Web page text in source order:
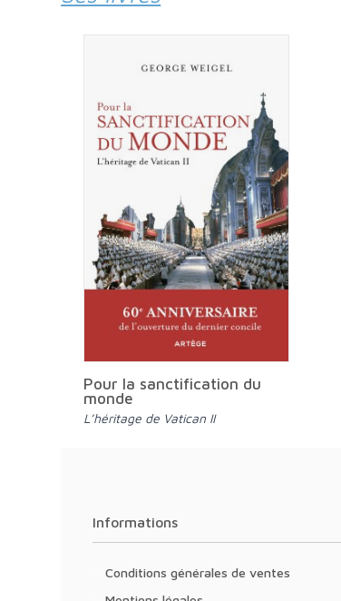
Pour la sanctification du
monde
L’héritage de Vatican II
Informations
Conditions générales de ventes